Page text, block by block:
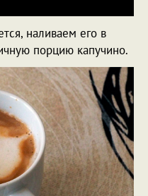
наливаем его в
порцию капучино.